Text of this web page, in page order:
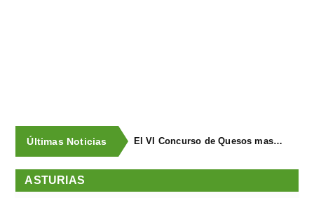
Últimas Noticias El VI Concurso de Quesos masymas buscael mejor queso artesano de España
ASTURIAS